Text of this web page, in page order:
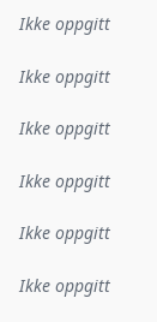
Ikke oppgitt
Ikke oppgitt
Ikke oppgitt
Ikke oppgitt
Ikke oppgitt
Ikke oppgitt